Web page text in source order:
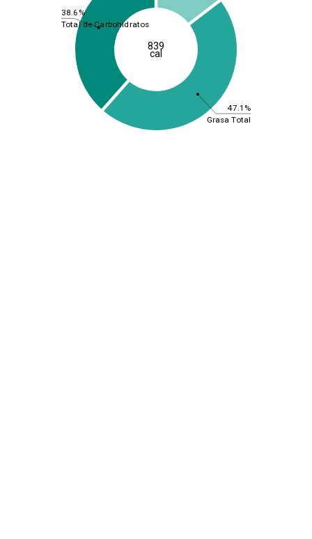
47.1%
38.6%
Grasa Total
Total de Carbohidratos
839
cal